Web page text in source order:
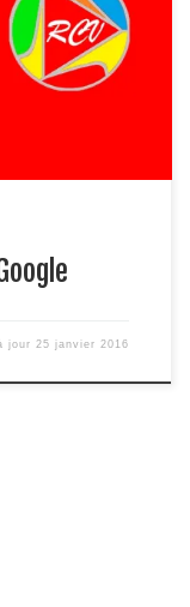
jour25 janvier 2016